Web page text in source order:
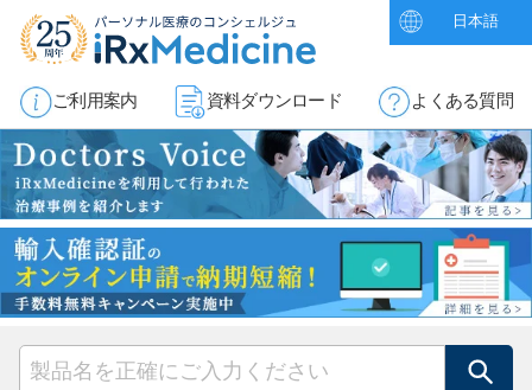
日本語
ご利用案内 資料ダウンロード よくある質問
検索